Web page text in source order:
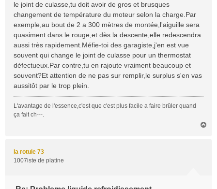
le joint de culasse,tu doit avoir de gros et brusques
changement de température du moteur selon la charge.Par
exemple,au bout de 2 a 300 mètres de montée,l'aiguille sera
quasiment dans le rouge,et dès la descente,elle redescendra
aussi très rapidement.Méfie-toi des garagiste,j'en est vue
souvent qui change le joint de culasse pour un thermostat
défectueux.Par contre,tu en rajoute vraiment beaucoup et
souvent?Et attention de ne pas sur remplir,le surplus s'en vas
aussitôt par le trop plein.
L'avantage de l'essence,c'est que c'est plus facile a faire brûler quand
ça fait ch---.
la rotule 73
1007iste de platine